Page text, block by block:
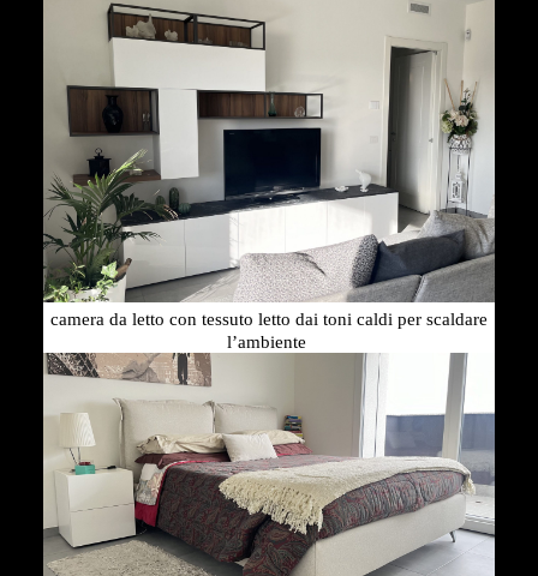
camera da letto con tessuto letto dai toni caldi per scaldare
l’ambiente